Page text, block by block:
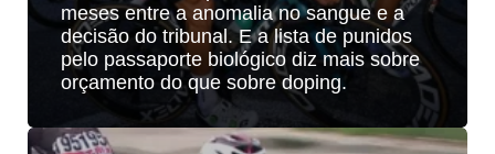
meses entre a anomalia no sangue e a
decisão do tribunal. E a lista de punidos
pelo passaporte biológico diz mais sobre
orçamento do que sobre doping.